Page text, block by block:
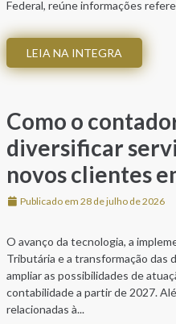
Federal, reúne informações
LEIA NA INTEGRA
Como o
diversificar
novos clientes
Publicado em 28 de julho de 2026
O avanço da tecnologia, a
Tributária e a transformação das
ampliar as possibilidades de
contabilidade a partir de 2027.
relacionadas à...